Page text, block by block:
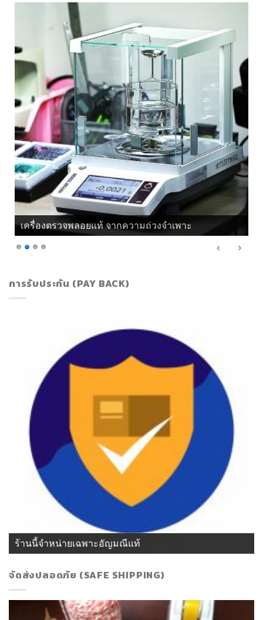
เครื่องตรวจพลอยแท้ จากแสงโพลาไรซ์
การรับประกัน (PAY BACK)
ร้านนี้จำหน่ายเฉพาะอัญมณีแท้
จัดส่งปลอดภัย (SAFE SHIPPING)